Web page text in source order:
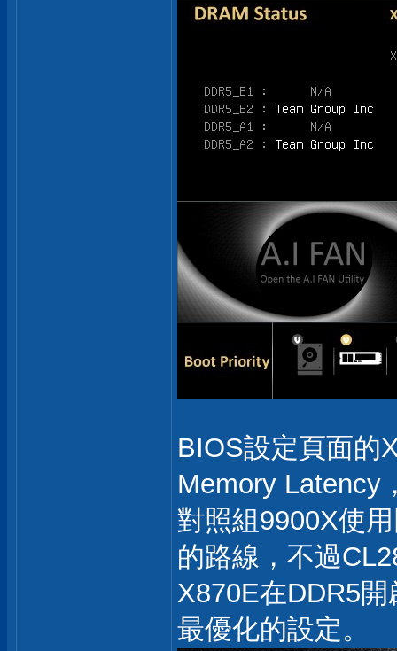
BIOS設定頁面的
Memory Latency
對照組9900X使
的路線，不過
X870E在DDR5
最優化的設定。